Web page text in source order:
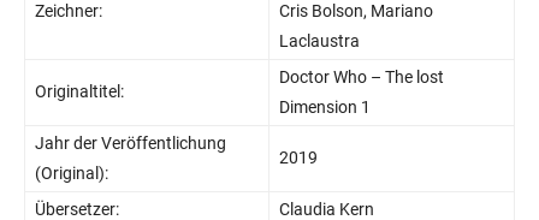
Zeichner:
Cris Bolson, Mariano
Laclaustra
Originaltitel:
Doctor Who – The lost
Dimension 1
Jahr der Veröffentlichung
(Original):
2019
Übersetzer:
Claudia Kern